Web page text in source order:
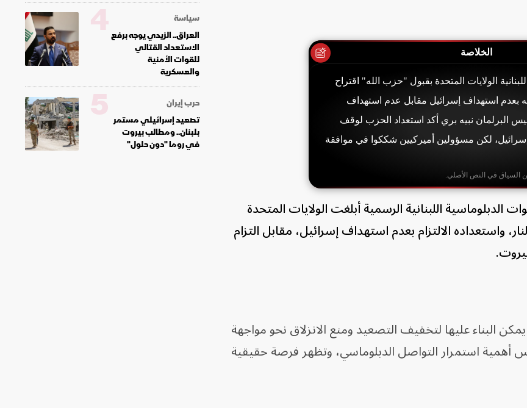
الخلاصة
الولايات المتحدة بقبول "حزب الله" اقتراح
بعدم استهداف إسرائيل مقابل عدم استهداف
البرلمان نبيه بري أكد استعداد الحزب لوقف
لكن مسؤولين أميركيين شككوا في موافقة
السياق في النص الأصلي.
الدبلوماسية اللبنانية الرسمية أبلغت الولايات المتحدة
واستعداده الالتزام بعدم استهداف إسرائيل، مقابل التزام
البناء عليها لتخفيف التصعيد ومنع الانزلاق نحو مواجهة
استمرار التواصل الدبلوماسي، وتظهر فرصة حقيقية
سياسة
العراق.. الزيدي يوجه برفع
الاستعداد القتالي
للقوات الأمنية
والعسكرية
4
حرب إيران
تصعيد إسرائيلي مستمر
بلبنان.. ومطالب بيروت
في روما "دون حلول"
5